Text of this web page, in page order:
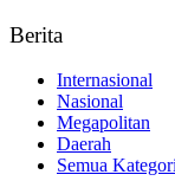
Berita
Internasional
Nasional
Megapolitan
Daerah
Semua Kategori